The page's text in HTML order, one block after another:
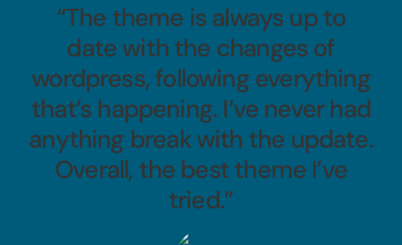
“The theme is always up to
date with the changes of
wordpress, following everything
that’s happening. I’ve never had
anything break with the update.
Overall, the best theme I’ve
tried.”